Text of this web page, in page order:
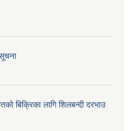
बिक्रिका लागि शिलबन्दी दरभाउ